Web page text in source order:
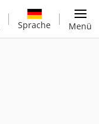
Sprache Menü